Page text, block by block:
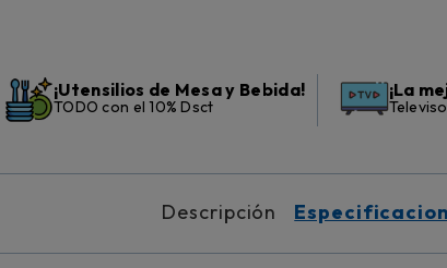
¡Utensilios de Mesa y Bebida!
TODO con el 10% Dsct
¡La
Descripción